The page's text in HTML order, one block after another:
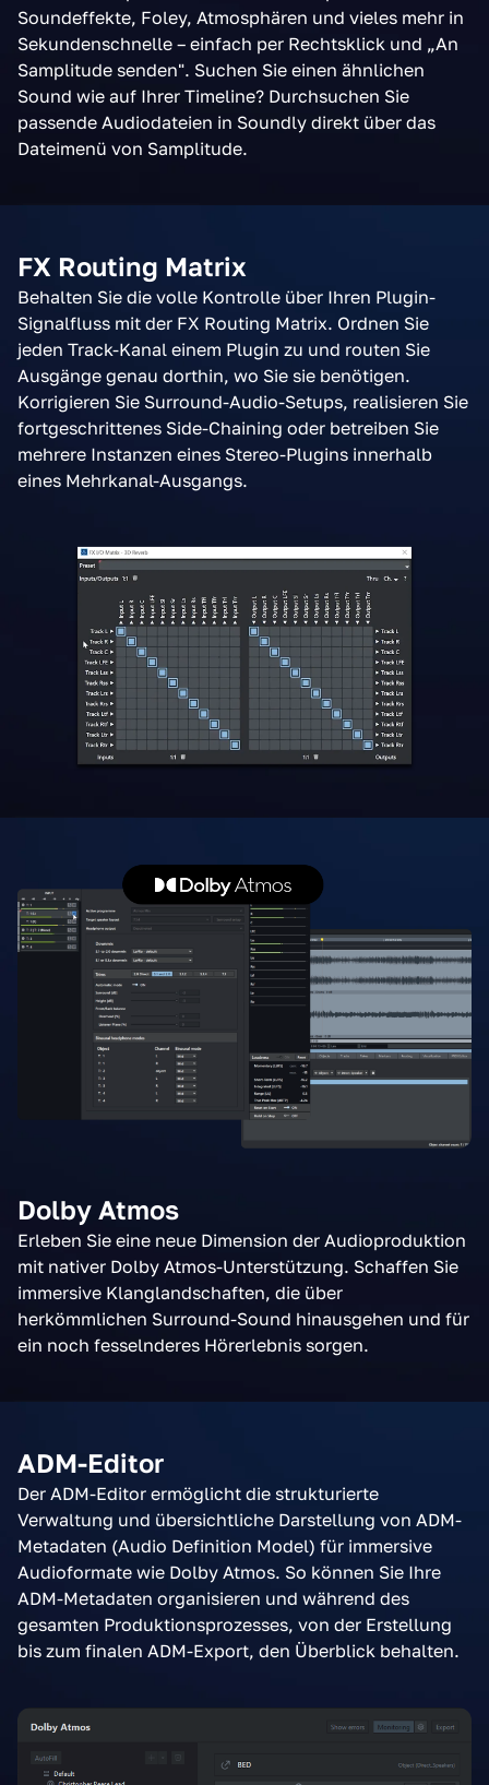
Soundeffekte, Foley, Atmosphären und vieles mehr in
Sekundenschnelle – einfach per Rechtsklick und „An
Samplitude senden". Suchen Sie einen ähnlichen
Sound wie auf Ihrer Timeline? Durchsuchen Sie
passende Audiodateien in Soundly direkt über das
Dateimenü von Samplitude.
FX Routing Matrix
Behalten Sie die volle Kontrolle über Ihren Plugin-
Signalfluss mit der FX Routing Matrix. Ordnen Sie
jeden Track-Kanal einem Plugin zu und routen Sie
Ausgänge genau dorthin, wo Sie sie benötigen.
Korrigieren Sie Surround-Audio-Setups, realisieren Sie
fortgeschrittenes Side-Chaining oder betreiben Sie
mehrere Instanzen eines Stereo-Plugins innerhalb
eines Mehrkanal-Ausgangs.
Dolby Atmos
Erleben Sie eine neue Dimension der Audioproduktion
mit nativer Dolby Atmos-Unterstützung. Schaffen Sie
immersive Klanglandschaften, die über
herkömmlichen Surround-Sound hinausgehen und für
ein noch fesselnderes Hörerlebnis sorgen.
ADM-Editor
Der ADM-Editor ermöglicht die strukturierte
Verwaltung und übersichtliche Darstellung von ADM-
Metadaten (Audio Definition Model) für immersive
Audioformate wie Dolby Atmos. So können Sie Ihre
ADM-Metadaten organisieren und während des
gesamten Produktionsprozesses, von der Erstellung
bis zum finalen ADM-Export, den Überblick behalten.